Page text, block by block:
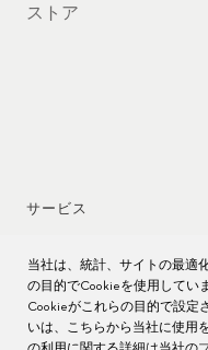
ストア
サービス
時計アフターサービス
時計のお手入れ
当社は、統計、サイトの最適
の目的でCookieを使用してい
Cookieがこれらの目的で設定
いは、こちらから当社に使用